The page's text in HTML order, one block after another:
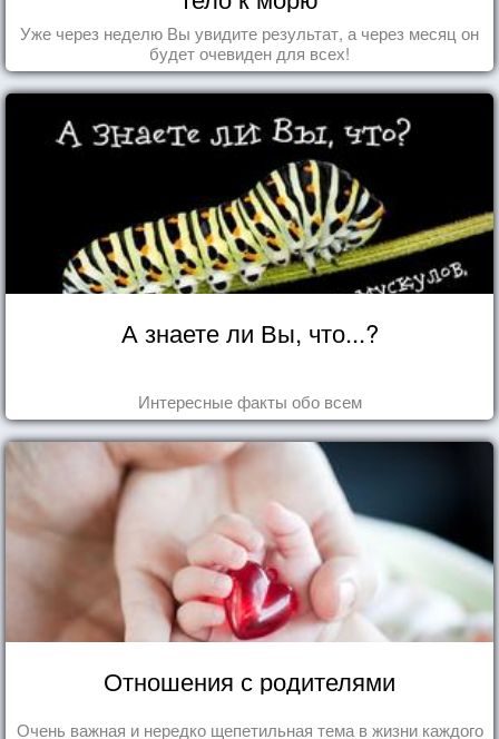
Уже через неделю Вы увидите результат, а через месяц он
будет очевиден для всех!
А знаете ли Вы, что...?
Интересные факты обо всем
Отношения с родителями
Очень важная и нередко щепетильная тема в жизни каждого